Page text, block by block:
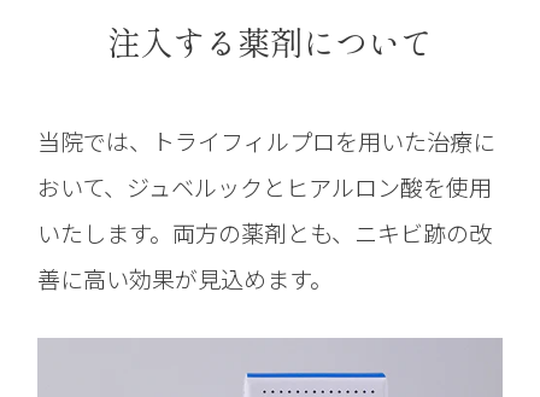
注入する薬剤について
当院では、トライフィルプロを用いた治療に
おいて、ジュベルックとヒアルロン酸を使用
いたします。両方の薬剤とも、ニキビ跡の改
善に高い効果が見込めます。